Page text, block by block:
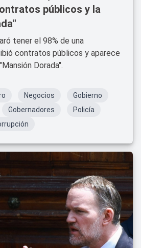
públicos y la
tener el 98% de una
contratos públicos y aparece
Dorada".
Negocios
Gobierno
Gobernadores
Policía